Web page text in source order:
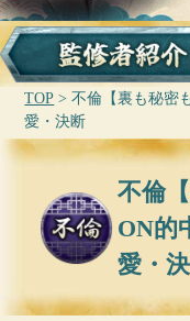
TOP > 不倫【裏も秘密
愛・決断
不倫
ON的
愛・